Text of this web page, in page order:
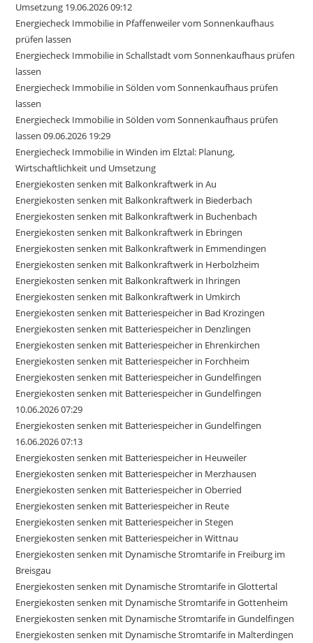
Umsetzung 19.06.2026 09:12
Energiecheck Immobilie in Pfaffenweiler vom Sonnenkaufhaus
prüfen lassen
Energiecheck Immobilie in Schallstadt vom Sonnenkaufhaus prüfen
lassen
Energiecheck Immobilie in Sölden vom Sonnenkaufhaus prüfen
lassen
Energiecheck Immobilie in Sölden vom Sonnenkaufhaus prüfen
lassen 09.06.2026 19:29
Energiecheck Immobilie in Winden im Elztal: Planung,
Wirtschaftlichkeit und Umsetzung
Energiekosten senken mit Balkonkraftwerk in Au
Energiekosten senken mit Balkonkraftwerk in Biederbach
Energiekosten senken mit Balkonkraftwerk in Buchenbach
Energiekosten senken mit Balkonkraftwerk in Ebringen
Energiekosten senken mit Balkonkraftwerk in Emmendingen
Energiekosten senken mit Balkonkraftwerk in Herbolzheim
Energiekosten senken mit Balkonkraftwerk in Ihringen
Energiekosten senken mit Balkonkraftwerk in Umkirch
Energiekosten senken mit Batteriespeicher in Bad Krozingen
Energiekosten senken mit Batteriespeicher in Denzlingen
Energiekosten senken mit Batteriespeicher in Ehrenkirchen
Energiekosten senken mit Batteriespeicher in Forchheim
Energiekosten senken mit Batteriespeicher in Gundelfingen
Energiekosten senken mit Batteriespeicher in Gundelfingen
10.06.2026 07:29
Energiekosten senken mit Batteriespeicher in Gundelfingen
16.06.2026 07:13
Energiekosten senken mit Batteriespeicher in Heuweiler
Energiekosten senken mit Batteriespeicher in Merzhausen
Energiekosten senken mit Batteriespeicher in Oberried
Energiekosten senken mit Batteriespeicher in Reute
Energiekosten senken mit Batteriespeicher in Stegen
Energiekosten senken mit Batteriespeicher in Wittnau
Energiekosten senken mit Dynamische Stromtarife in Freiburg im
Breisgau
Energiekosten senken mit Dynamische Stromtarife in Glottertal
Energiekosten senken mit Dynamische Stromtarife in Gottenheim
Energiekosten senken mit Dynamische Stromtarife in Gundelfingen
Energiekosten senken mit Dynamische Stromtarife in Malterdingen